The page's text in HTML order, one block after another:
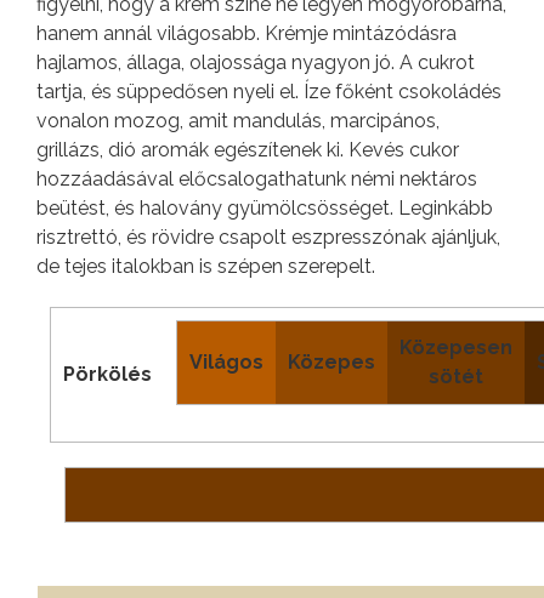
hanem annál világosabb. Krémje mintázódásra
hajlamos, állaga, olajossága nyagyon jó. A cukrot
tartja, és süppedősen nyeli el. Íze főként csokoládés
vonalon mozog, amit mandulás, marcipános,
grillázs, dió aromák egészítenek ki. Kevés cukor
hozzáadásával előcsalogathatunk némi nektáros
beütést, és halovány gyümölcsösséget. Leginkább
risztrettó, és rövidre csapolt eszpresszónak ajánljuk,
de tejes italokban is szépen szerepelt.
Pörkölés
Világos Közepes
Közepesen
sötét